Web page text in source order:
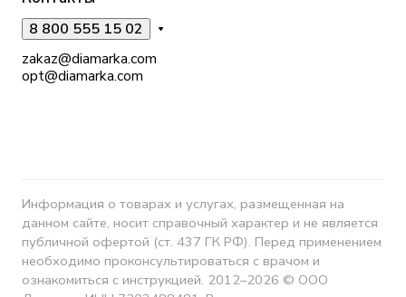
8 800 555 15 02
zakaz@diamarka.com
opt@diamarka.com
Информация о товарах и услугах, размещенная на
данном сайте, носит справочный характер и не является
публичной офертой (ст. 437 ГК РФ). Перед применением
необходимо проконсультироваться с врачом и
ознакомиться с инструкцией. 2012–2026 © ООО